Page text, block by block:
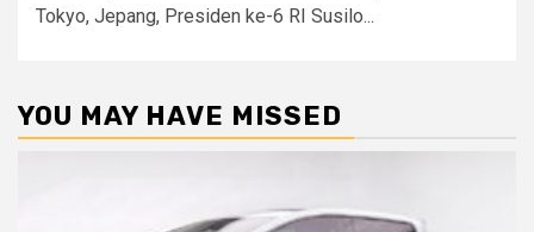
Tokyo, Jepang, Presiden ke-6 RI Susilo...
YOU MAY HAVE MISSED